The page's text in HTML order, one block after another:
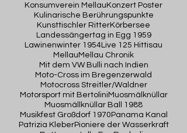
Konsumverein Mellau Konzert Poster
Kulinarische Berührungspunkte
Kunsttischler RitterKörbersee
Landessängertag in Egg 1959
Lawinenwinter 1954Live 125 Hittisau
Mellau Mellau Chronik
Mit dem VW Bulli nach Indien
Moto-Cross im Bregenzerwald
Motocross Streitler/Waldner
Motorsport mit Bertolini Muosmälknüllar
Muosmällknüllar Ball 1988
Musikfest Großdorf 1970 Panama Kanal
Patrizia KleberPioniere der Wasserkraft